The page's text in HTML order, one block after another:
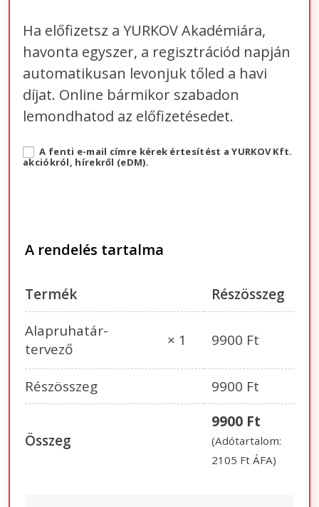
Ha előfizetsz a YURKOV Akadémiára,
havonta egyszer, a regisztrációd napján
automatikusan levonjuk tőled a havi
díjat. Online bármikor szabadon
lemondhatod az előfizetésedet.
A fenti e-mail címre kérek értesítést a YURKOV Kft.
akciókról, hírekről (eDM).
A rendelés tartalma
Termék
Részösszeg
Alapruhatár-
tervező
× 1 9900 Ft
Részösszeg 9900 Ft
Összeg
9900 Ft
(Adótartalom:
2105 Ft ÁFA)